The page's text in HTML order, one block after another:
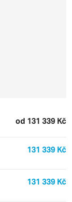
od 131 339 Kč
131 339 Kč
131 339 Kč